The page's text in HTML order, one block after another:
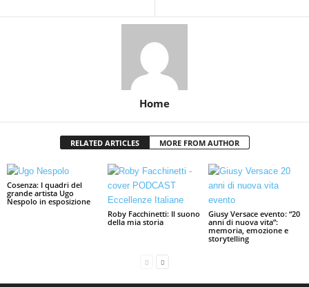
Home
RELATED ARTICLES MORE FROM AUTHOR
Cosenza: I quadri del
grande artista Ugo
Nespolo in esposizione
Roby Facchinetti: Il suono
della mia storia
Giusy Versace evento: “20
anni di nuova vita”:
memoria, emozione e
storytelling